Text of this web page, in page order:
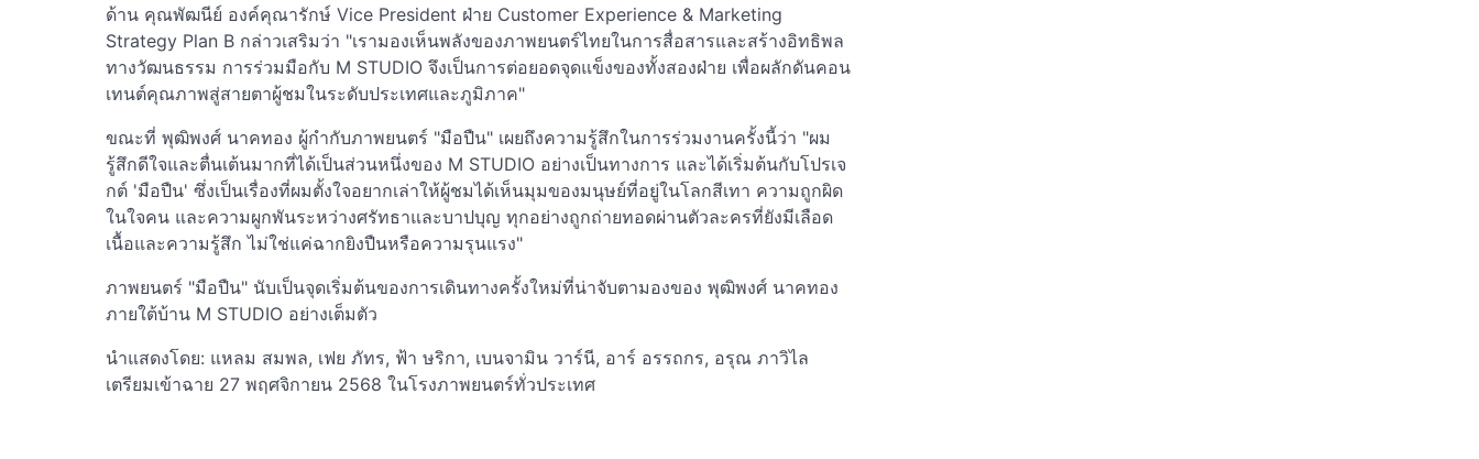
ด้าน คุณพัฒนีย์ องค์คุณารักษ์ Vice President ฝ่าย Customer Experience & Marketing
Strategy Plan B กล่าวเสริมว่า "เรามองเห็นพลังของภาพยนตร์ไทยในการสื่อสารและสร้างอิทธิพล
ทางวัฒนธรรม การร่วมมือกับ M STUDIO จึงเป็นการต่อยอดจุดแข็งของทั้งสองฝ่าย เพื่อผลักดันคอน
เทนต์คุณภาพสู่สายตาผู้ชมในระดับประเทศและภูมิภาค"
ขณะที่ พุฒิพงศ์ นาคทอง ผู้กำกับภาพยนตร์ "มือปืน" เผยถึงความรู้สึกในการร่วมงานครั้งนี้ว่า "ผม
รู้สึกดีใจและตื่นเต้นมากที่ได้เป็นส่วนหนึ่งของ M STUDIO อย่างเป็นทางการ และได้เริ่มต้นกับโปรเจ
กต์ 'มือปืน' ซึ่งเป็นเรื่องที่ผมตั้งใจอยากเล่าให้ผู้ชมได้เห็นมุมของมนุษย์ที่อยู่ในโลกสีเทา ความถูกผิด
ในใจคน และความผูกพันระหว่างศรัทธาและบาปบุญ ทุกอย่างถูกถ่ายทอดผ่านตัวละครที่ยังมีเลือด
เนื้อและความรู้สึก ไม่ใช่แค่ฉากยิงปืนหรือความรุนแรง"
ภาพยนตร์ "มือปืน" นับเป็นจุดเริ่มต้นของการเดินทางครั้งใหม่ที่น่าจับตามองของ พุฒิพงศ์ นาคทอง
ภายใต้บ้าน M STUDIO อย่างเต็มตัว
นำแสดงโดย: แหลม สมพล, เฟย ภัทร, ฟ้า ษริกา, เบนจามิน วาร์นี, อาร์ อรรถกร, อรุณ ภาวิไล
เตรียมเข้าฉาย 27 พฤศจิกายน 2568 ในโรงภาพยนตร์ทั่วประเทศ